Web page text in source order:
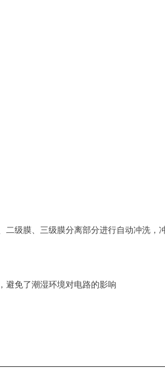
、二级膜 、三级膜分离部分进行自动冲洗，
免了潮湿环境对电路的影响